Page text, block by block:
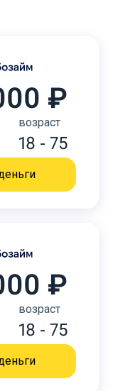
₽
возраст
18 - 75
₽
возраст
18 - 75